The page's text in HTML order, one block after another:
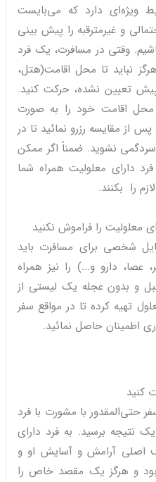
ویژه‌ای دارد که می‌بایست
و غیرمترقبه را پیش بینی
وقتی در مسافرت، یک فرد
نباید تا محل اقامت(هتل،
تعیین نشده، حرکت کنید.
محل اقامت خود را به صورت
از مقایسه رزرو نمائید تا در
نشوید. ضمناً اگر ممکن
دارای معلولیت همراه شما
را بکنند.
را فراموش نکنید
شخصی برای مسافرت باید
عصا، دارو و...) را نیز همراه
و بدون عجله یک لیستی از
تهیه کرده تا در مواقع سفر
اطمینان حاصل نمائید.
کنید
با مشورت با فرد
نتیجه برسید. به فرد دارای
اصلی آرامش و آسایش او و
بود و هرگز یک مقصد خاص را